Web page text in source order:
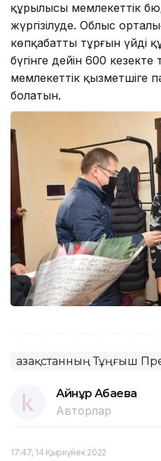
құрылысы мемлекеттік
жүргізілуде. Облыс
көпқабатты тұрғын
бүгінге дейін 600
мемлекеттік қызметшіге
болатын.
Қазақстанның Тұңғыш
Айнұр Ақбаева
Авторлар
17:47, 14 Қыркүйек 2022